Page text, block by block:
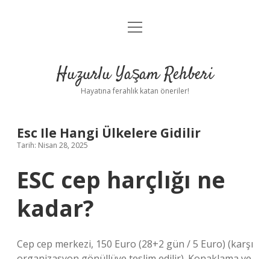
Anasayfa
Yasal Uyarı
menüyü
Huzurlu Yaşam Rehberi
Hayatına ferahlık katan öneriler!
Esc Ile Hangi Ülkelere Gidilir
Tarih: Nisan 28, 2025
ESC cep harçlığı ne
kadar?
Cep cep merkezi, 150 Euro (28+2 gün / 5 Euro) (karşı